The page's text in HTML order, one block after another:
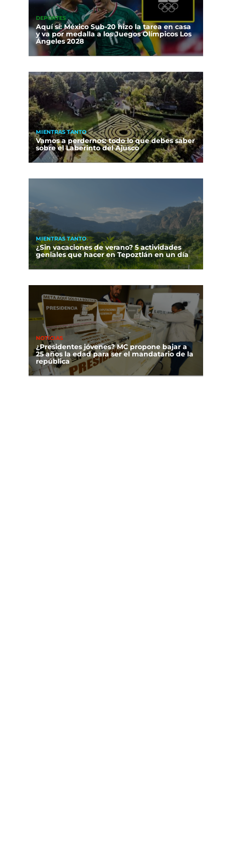
DEPORTES
Aquí sí: México Sub-20 hizo la tarea en casa
y va por medalla a los Juegos Olímpicos Los
Ángeles 2028
MIENTRAS TANTO
Vamos a perdernos: todo lo que debes saber
sobre el Laberinto del Ajusco
MIENTRAS TANTO
¿Sin vacaciones de verano? 5 actividades
geniales que hacer en Tepoztlán en un día
NOTICIAS
¿Presidentes jóvenes? MC propone bajar a
25 años la edad para ser el mandatario de la
república